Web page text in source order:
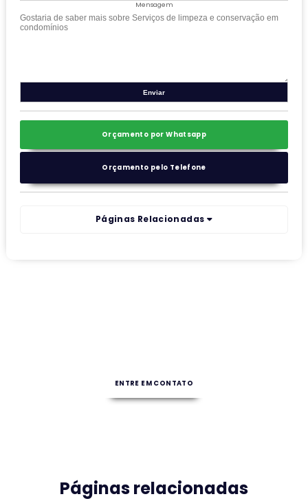
Mensagem
Orçamento por Whatsapp
Orçamento pelo Telefone
Páginas Relacionadas
ENTRE EM CONTATO
Páginas relacionadas